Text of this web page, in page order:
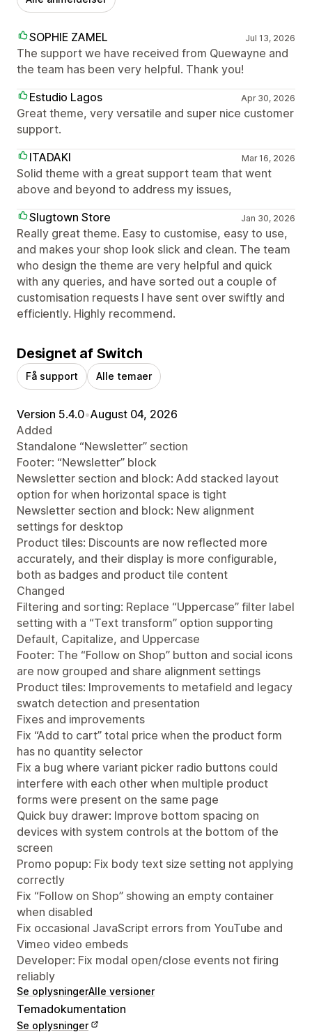
SOPHIE ZAMEL Jul 13, 2026
The support we have received from Quewayne and
the team has been very helpful. Thank you!
Estudio Lagos
Apr 30, 2026
Great theme, very versatile and super nice customer
support.
ITADAKI
Mar 16, 2026
Solid theme with a great support team that went
above and beyond to address my issues,
Slugtown Store
Jan 30, 2026
Really great theme. Easy to customise, easy to use,
and makes your shop look slick and clean. The team
who design the theme are very helpful and quick
with any queries, and have sorted out a couple of
customisation requests I have sent over swiftly and
efficiently. Highly recommend.
Designet af Switch
Få support Alle temaer
Version 5.4.0•August 04, 2026
Added
Standalone “Newsletter” section
Footer: “Newsletter” block
Newsletter section and block: Add stacked layout
option for when horizontal space is tight
Newsletter section and block: New alignment
settings for desktop
Product tiles: Discounts are now reflected more
accurately, and their display is more configurable,
both as badges and product tile content
Changed
Filtering and sorting: Replace “Uppercase” filter label
setting with a “Text transform” option supporting
Default, Capitalize, and Uppercase
Footer: The “Follow on Shop” button and social icons
are now grouped and share alignment settings
Product tiles: Improvements to metafield and legacy
swatch detection and presentation
Fixes and improvements
Fix “Add to cart” total price when the product form
has no quantity selector
Fix a bug where variant picker radio buttons could
interfere with each other when multiple product
forms were present on the same page
Quick buy drawer: Improve bottom spacing on
devices with system controls at the bottom of the
screen
Promo popup: Fix body text size setting not applying
correctly
Fix “Follow on Shop” showing an empty container
when disabled
Fix occasional JavaScript errors from YouTube and
Vimeo video embeds
Developer: Fix modal open/close events not firing
reliably
Se oplysningerAlle versioner
Temadokumentation
Se oplysninger